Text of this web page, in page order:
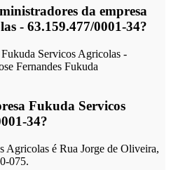
da empresa
- 63.159.477/0001-34?
Servicos Agricolas -
Fernandes Fukuda
Fukuda Servicos
34?
Agricolas é Rua Jorge de Oliveira,
075.